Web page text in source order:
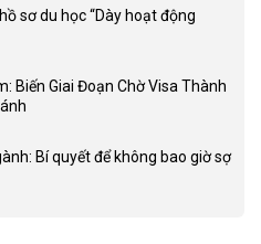
sơ du học “Dày hoạt động
Biến Giai Đoạn Chờ Visa Thành
Bí quyết để không bao giờ sợ